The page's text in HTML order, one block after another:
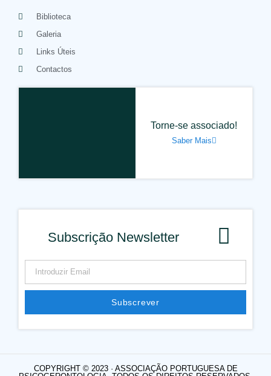
Biblioteca
Galeria
Links Úteis
Contactos
Torne-se associado!
Saber Mais
Subscrição Newsletter
Subscrever
COPYRIGHT © 2023 · ASSOCIAÇÃO PORTUGUESA DE